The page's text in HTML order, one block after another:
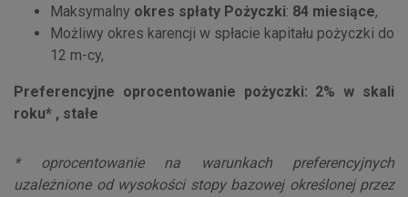
Maksymalny okres spłaty Pożyczki: 84 miesiące,
Możliwy okres karencji w spłacie kapitału pożyczki do
12 m-cy,
Preferencyjne oprocentowanie pożyczki: 2% w skali
roku* , stałe
*
oprocentowanie na warunkach preferencyjnych
uzależnione od wysokości stopy bazowej określonej przez